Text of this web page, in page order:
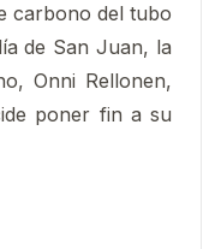
carbono del tubo
de San Juan, la
Onni Rellonen,
poner fin a su